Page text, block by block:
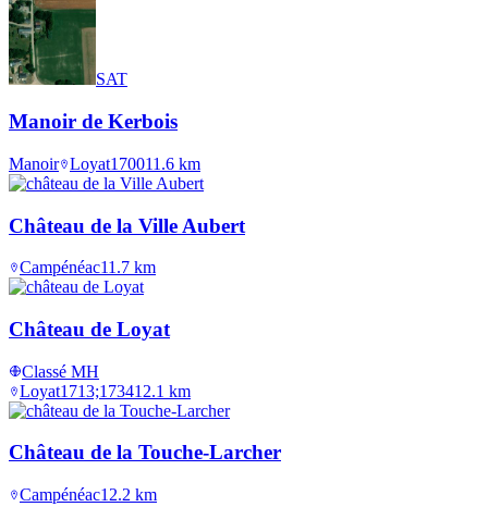
SAT
Manoir de Kerbois
Manoir Loyat170011.6 km
Château de la Ville Aubert
Campénéac11.7 km
Château de Loyat
Classé MH
Loyat1713;173412.1 km
Château de la Touche-Larcher
Campénéac12.2 km